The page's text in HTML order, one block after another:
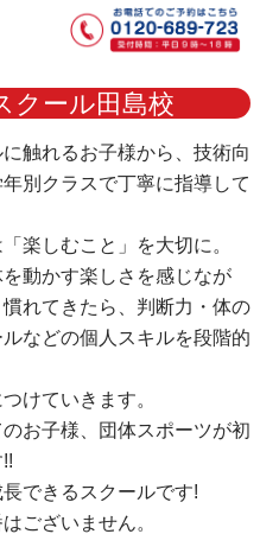
クール田島校
触れるお子様から、技術向
別クラスで丁寧に指導して
楽しむこと」を大切に。
動かす楽しさを感じなが
れてきたら、判断力・体の
などの個人スキルを段階的
けていきます。
お子様、団体スポーツが初
できるスクールです!
ございません。